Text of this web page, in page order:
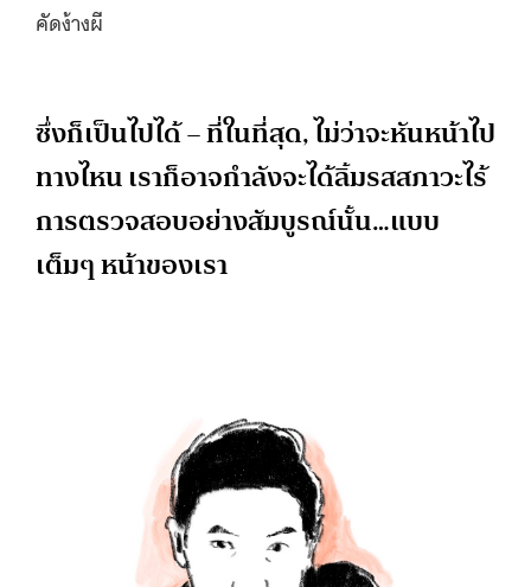
คัดง้างผี
ซึ่งก็เป็นไปได้ – ที่ในที่สุด, ไม่ว่าจะหันหน้าไป
ทางไหน เราก็อาจกำลังจะได้ลิ้มรสสภาวะไร้
การตรวจสอบอย่างสัมบูรณ์นั้น…แบบ
เต็มๆ หน้าของเรา